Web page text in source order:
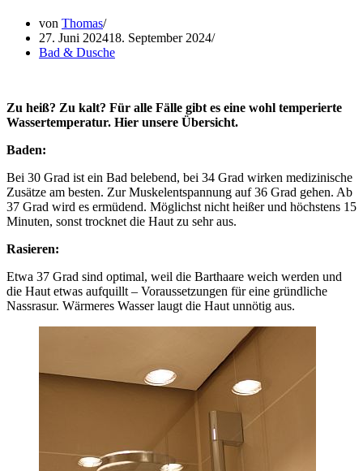
von Thomas
27. Juni 202418. September 2024
Bad & Dusche
Zu heiß? Zu kalt? Für alle Fälle gibt es eine wohl temperierte
Wassertemperatur. Hier unsere Übersicht.
Baden:
Bei 30 Grad ist ein Bad belebend, bei 34 Grad wirken medizinische
Zusätze am besten. Zur Muskelentspannung auf 36 Grad gehen. Ab
37 Grad wird es ermüdend. Möglichst nicht heißer und höchstens 15
Minuten, sonst trocknet die Haut zu sehr aus.
Rasieren:
Etwa 37 Grad sind optimal, weil die Barthaare weich werden und
die Haut etwas aufquillt – Voraussetzungen für eine gründliche
Nassrasur. Wärmeres Wasser laugt die Haut unnötig aus.